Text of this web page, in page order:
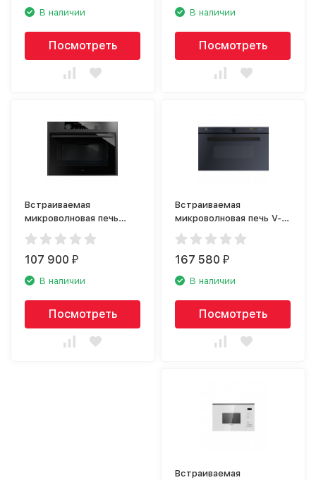
В наличии
Посмотреть
В наличии
Посмотреть
Встраиваемая
микроволновая печь
Asko OM8487B
107 900₽
В наличии
Посмотреть
Встраиваемая
микроволновая печь V-
ZUG Miwell HSL 60
MWHSL60g
167 580₽
В наличии
Посмотреть
Встраиваемая